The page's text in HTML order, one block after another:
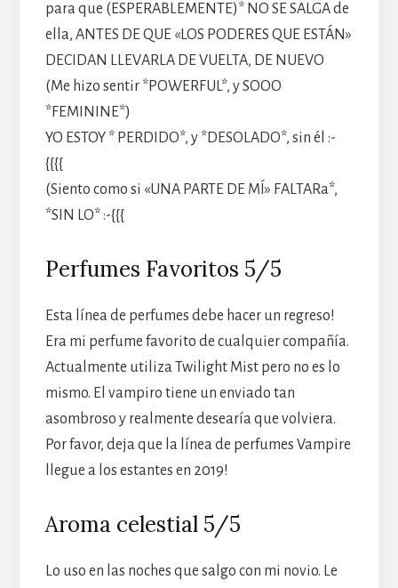
para que (ESPERABLEMENTE)* NO SE SALGA de
ella, ANTES DE QUE «LOS PODERES QUE ESTÁN»
DECIDAN LLEVARLA DE VUELTA, DE NUEVO
(Me hizo sentir *POWERFUL*, y SOOO
*FEMININE*)
YO ESTOY * PERDIDO*, y *DESOLADO*, sin él :-
{{{{
(Siento como si «UNA PARTE DE MÍ» FALTARa*,
*SIN LO* :-{{{
Perfumes Favoritos 5/5
Esta línea de perfumes debe hacer un regreso!
Era mi perfume favorito de cualquier compañía.
Actualmente utiliza Twilight Mist pero no es lo
mismo. El vampiro tiene un enviado tan
asombroso y realmente desearía que volviera.
Por favor, deja que la línea de perfumes Vampire
llegue a los estantes en 2019!
Aroma celestial 5/5
Lo uso en las noches que salgo con mi novio. Le